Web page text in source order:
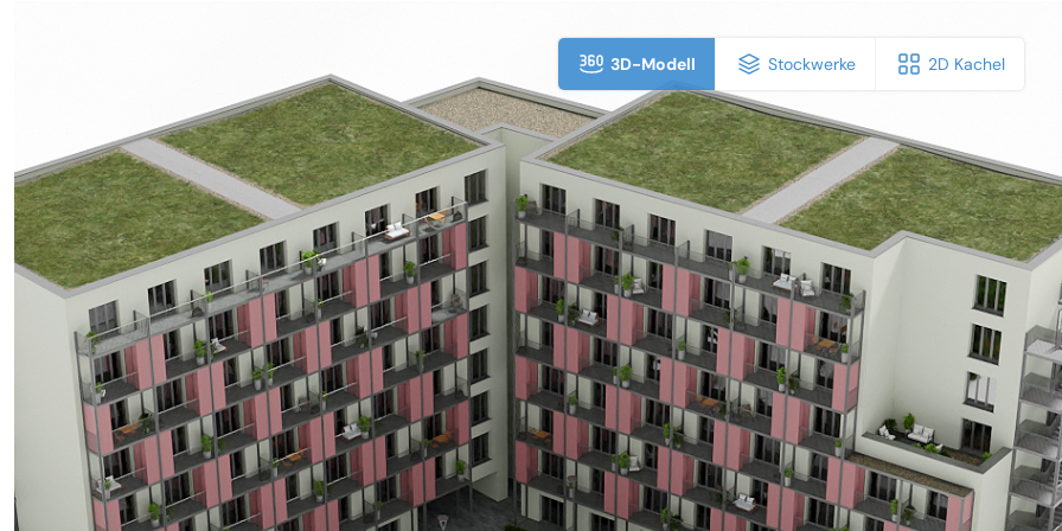
3D-Modell Stockwerke 2D Kachel